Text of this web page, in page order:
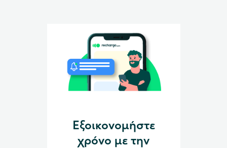
Εξοικονομήστε
χρόνο με την